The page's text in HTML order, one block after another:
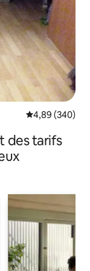
Évaluation
4,89 (340)
des tarifs